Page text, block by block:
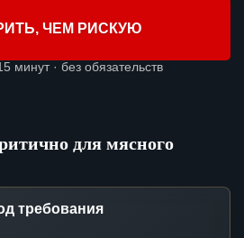
ЧЕМ РИСКУЮ
минут · без обязательств
для мясного
требования